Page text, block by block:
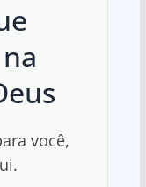
você,